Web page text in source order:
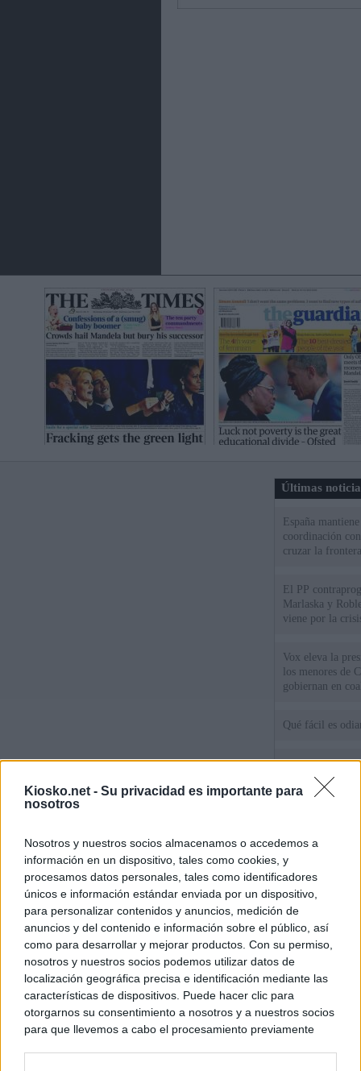
Kiosko.net - Su privacidad es importante para
nosotros
Nosotros y nuestros socios almacenamos o accedemos a
información en un dispositivo, tales como cookies, y
procesamos datos personales, tales como identificadores
únicos e información estándar enviada por un dispositivo,
para personalizar contenidos y anuncios, medición de
anuncios y del contenido e información sobre el público, así
como para desarrollar y mejorar productos. Con su permiso,
nosotros y nuestros socios podemos utilizar datos de
localización geográfica precisa e identificación mediante las
características de dispositivos. Puede hacer clic para
otorgarnos su consentimiento a nosotros y a nuestros socios
para que llevemos a cabo el procesamiento previamente
Últimas
España
coordinación
cruzar la
El PP
Marlaska y
viene por la
Vox eleva la
los menores de
gobiernan en
Qué fácil es
Tatuajes,
que busca a los
Ceuta
del PP: así es la
ático de Ayuso
© Kiosko.net Aviso Legal Privacidad y Cookies